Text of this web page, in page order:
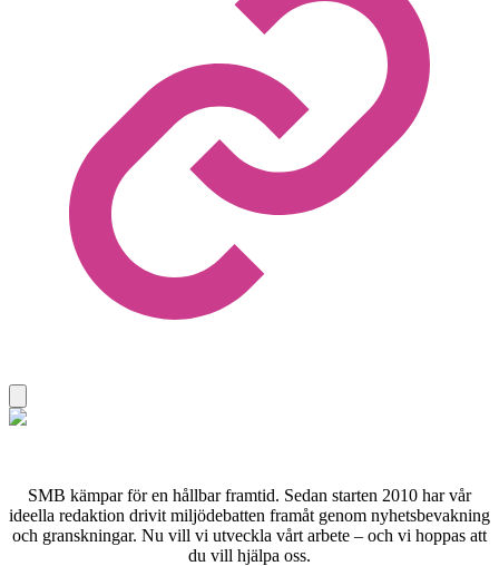
SMB kämpar för en hållbar framtid. Sedan starten 2010 har vår
ideella redaktion drivit miljödebatten framåt genom nyhetsbevakning
och granskningar. Nu vill vi utveckla vårt arbete – och vi hoppas att
du vill hjälpa oss.